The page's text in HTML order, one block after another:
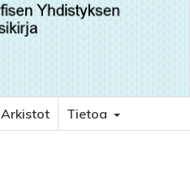
Arkistot Tietoa